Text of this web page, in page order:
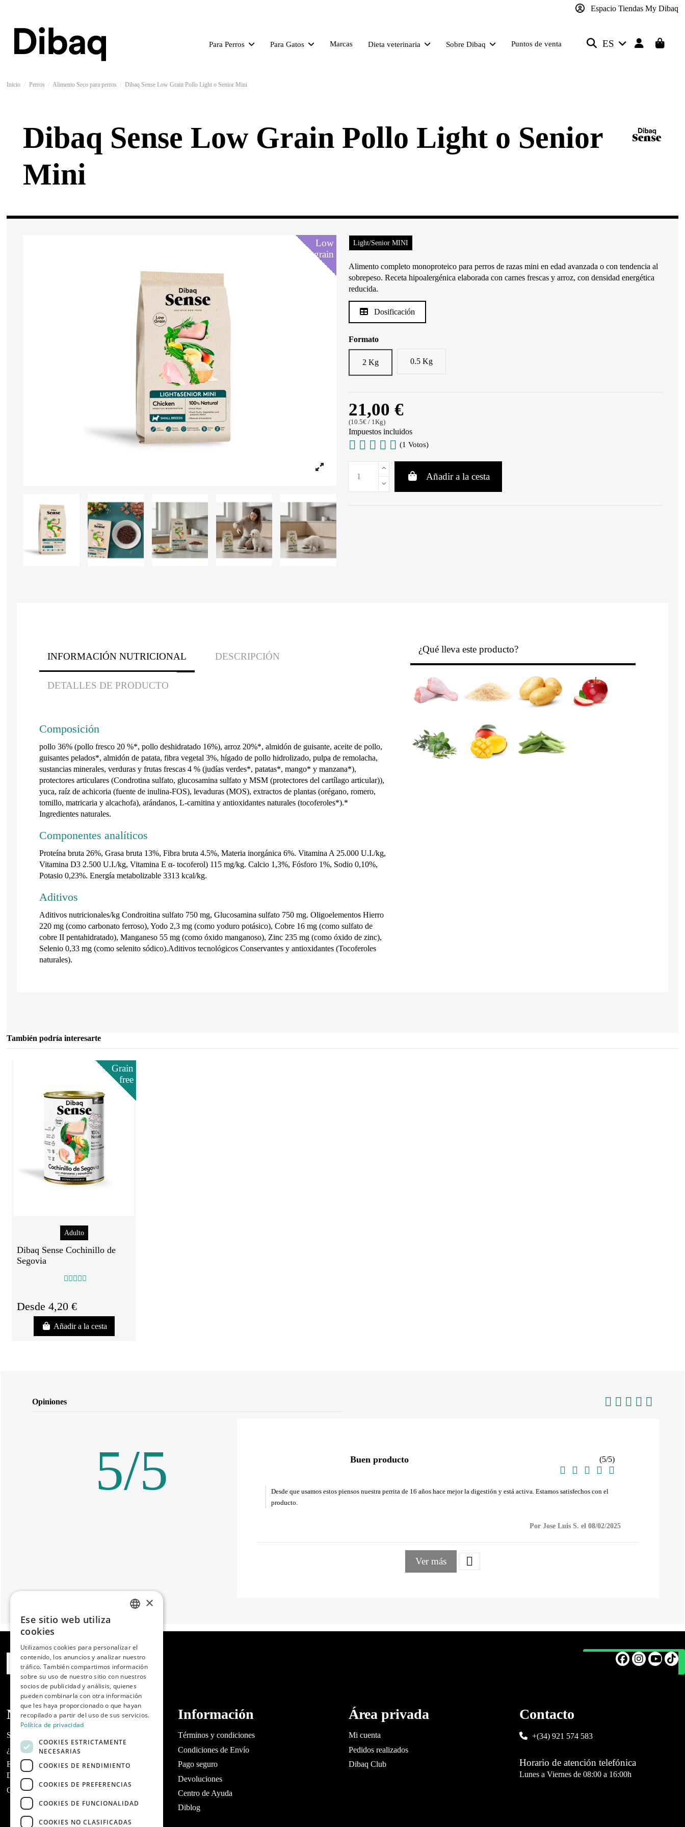
Espacio Tiendas My Dibaq
Para Perros Para Gatos Marcas Dieta veterinaria Sobre Dibaq Puntos de venta ES
Inicio Perros Alimento Seco para perros Dibaq Sense Low Grain Pollo Light o Senior Mini
Dibaq Sense Low Grain Pollo Light o Senior
Mini
Low
grain
Low
grain
Low
grain
Low
grain
Low
grain
Low
grain
Light/Senior MINI
Alimento completo monoproteico para perros de razas mini en edad avanzada o con tendencia al
sobrepeso. Receta hipoalergénica elaborada con carnes frescas y arroz, con densidad energética
reducida.
Dosificación
Formato
2 Kg 0.5 Kg
21,00 €
(10.5€ / 1Kg)
Impuestos incluidos
(1 Votos)
Añadir a la cesta
INFORMACIÓN NUTRICIONAL DESCRIPCIÓN
DETALLES DE PRODUCTO
Composición
pollo 36% (pollo fresco 20 %*, pollo deshidratado 16%), arroz 20%*, almidón de guisante, aceite de pollo,
guisantes pelados*, almidón de patata, fibra vegetal 3%, hígado de pollo hidrolizado, pulpa de remolacha,
sustancias minerales, verduras y frutas frescas 4 % (judías verdes*, patatas*, mango* y manzana*),
protectores articulares (Condrotina sulfato, glucosamina sulfato y MSM (protectores del cartílago articular)),
yuca, raíz de achicoria (fuente de inulina-FOS), levaduras (MOS), extractos de plantas (orégano, romero,
tomillo, matricaria y alcachofa), arándanos, L-carnitina y antioxidantes naturales (tocoferoles*).*
Ingredientes naturales.
Componentes analíticos
Proteína bruta 26%, Grasa bruta 13%, Fibra bruta 4.5%, Materia inorgánica 6%. Vitamina A 25.000 U.I./kg,
Vitamina D3 2.500 U.I./kg, Vitamina E α- tocoferol) 115 mg/kg. Calcio 1,3%, Fósforo 1%, Sodio 0,10%,
Potasio 0,23%. Energía metabolizable 3313 kcal/kg.
Aditivos
Aditivos nutricionales/kg Condroitina sulfato 750 mg, Glucosamina sulfato 750 mg. Oligoelementos Hierro
220 mg (como carbonato ferroso), Yodo 2,3 mg (como yoduro potásico), Cobre 16 mg (como sulfato de
cobre II pentahidratado), Manganeso 55 mg (como óxido manganoso), Zinc 235 mg (como óxido de zinc),
Selenio 0,33 mg (como selenito sódico).Aditivos tecnológicos Conservantes y antioxidantes (Tocoferoles
naturales).
¿Qué lleva este producto?
También podría interesarte
Grain
free
Adulto
Dibaq Sense Cochinillo de
Segovia
Desde 4,20 €
Añadir a la cesta
Opiniones
5/5 Buen producto (5/5)
    
Desde que usamos estos piensos nuestra perrita de 16 años hace mejor la digestión y está activa. Estamos satisfechos con el
producto.
Por Jose Luis S. el 08/02/2025
Ver más 
Nosotros
Sobre Dibaq
¿Tienes un tienda?
Encuentra tu tienda de mascotas más cercana |
Dibaq
Contacta con Dibaq Petcare
Información
Términos y condiciones
Condiciones de Envío
Pago seguro
Devoluciones
Centro de Ayuda
Diblog
Área privada
Mi cuenta
Pedidos realizados
Dibaq Club
Contacto
+(34) 921 574 583
Horario de atención telefónica
Lunes a Viernes de 08:00 a 16:00h
PORTUGUESE
×
Ese sitio web utiliza
cookies
Utilizamos cookies para personalizar el
contenido, los anuncios y analizar nuestro
tráfico. También compartimos información
sobre su uso de nuestro sitio con nuestros
socios de publicidad y análisis, quienes
pueden combinarla con otra información
que les haya proporcionado o que hayan
recopilado a partir del uso de sus servicios.
Política de privacidad
COOKIES ESTRICTAMENTE
NECESARIAS
COOKIES DE RENDIMIENTO
COOKIES DE PREFERENCIAS
COOKIES DE FUNCIONALIDAD
COOKIES NO CLASIFICADAS